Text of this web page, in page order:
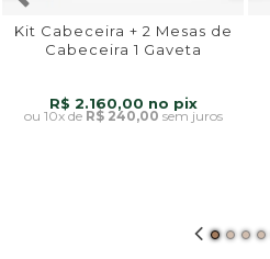
Kit Cabeceira + 2 Mesas de
Cabeceira 1 Gaveta
R$ 2.160,00
10xde R$ 240,00 sem juros